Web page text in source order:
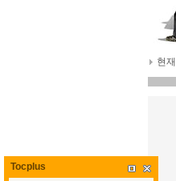
현
Tocplus